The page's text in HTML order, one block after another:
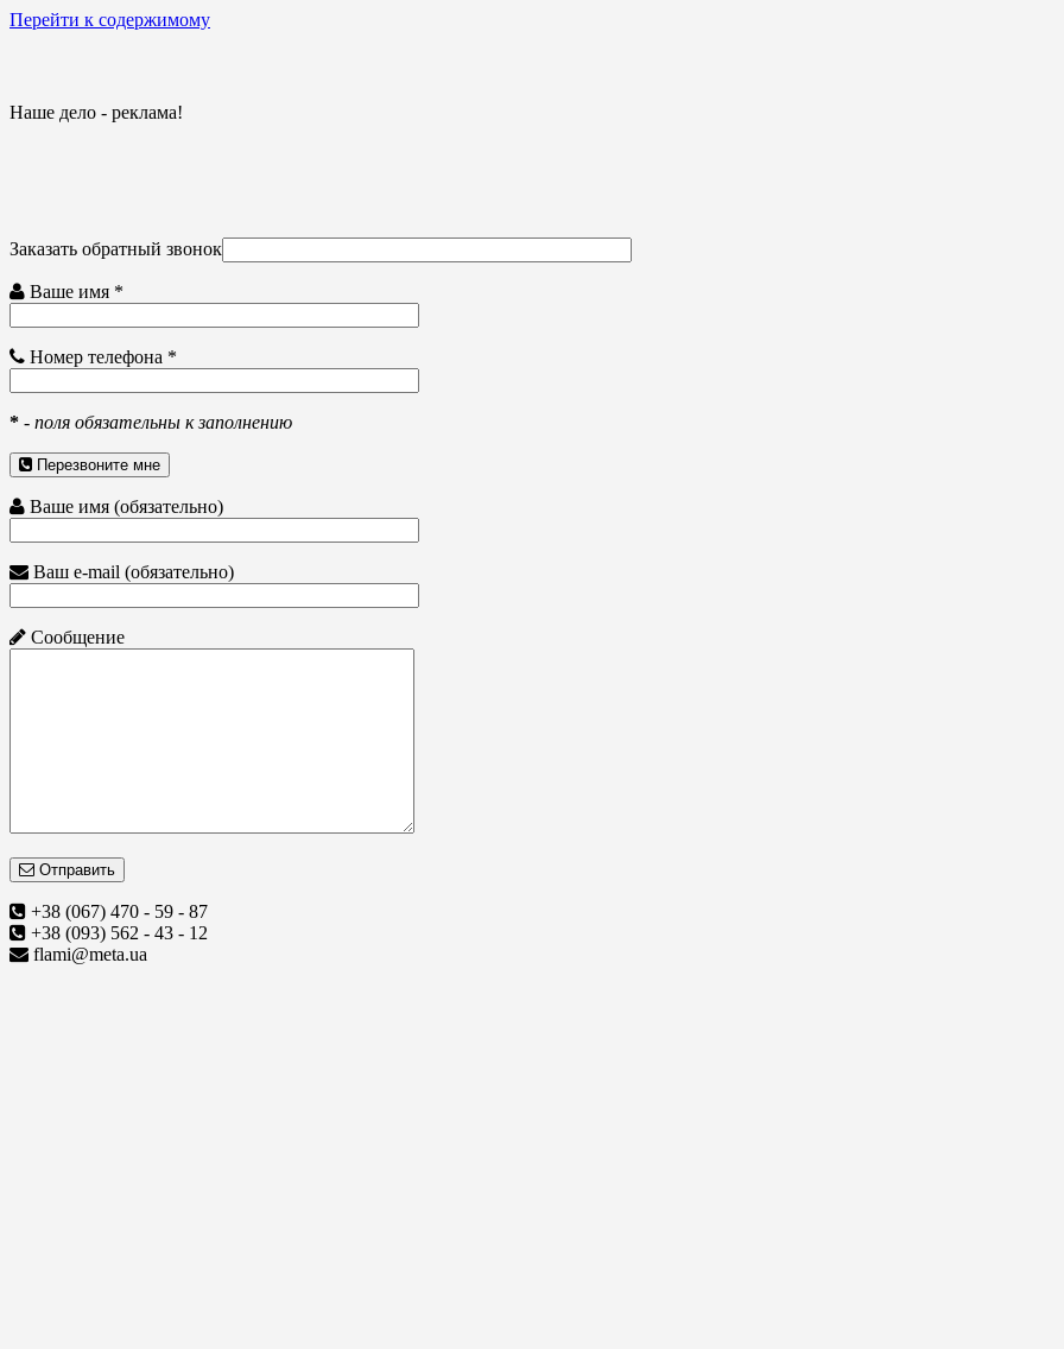
Перейти к содержимому
Наше дело - реклама!
Заказать обратный звонок
Ваше имя *
Номер телефона *
* - поля обязательны к заполнению
Перезвоните мне
Ваше имя (обязательно)
Ваш e-mail (обязательно)
Сообщение
Отправить
+38 (067) 470 - 59 - 87
+38 (093) 562 - 43 - 12
flami@meta.ua